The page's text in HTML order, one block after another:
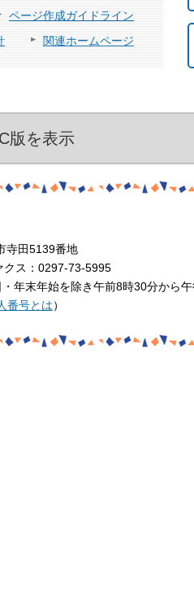
ページ作成ガイドライン
関連ホームページ
版を表示
寺田5139番地
ス：0297-73-5995
年末年始を除き午前8時30分から
番号とは）